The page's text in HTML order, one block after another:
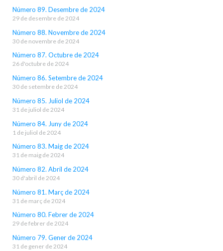
Número 89. Desembre de 2024
29 de desembre de 2024
Número 88. Novembre de 2024
30 de novembre de 2024
Número 87. Octubre de 2024
26 d'octubre de 2024
Número 86. Setembre de 2024
30 de setembre de 2024
Número 85. Juliol de 2024
31 de juliol de 2024
Número 84. Juny de 2024
1 de juliol de 2024
Número 83. Maig de 2024
31 de maig de 2024
Número 82. Abril de 2024
30 d'abril de 2024
Número 81. Març de 2024
31 de març de 2024
Número 80. Febrer de 2024
29 de febrer de 2024
Número 79. Gener de 2024
31 de gener de 2024